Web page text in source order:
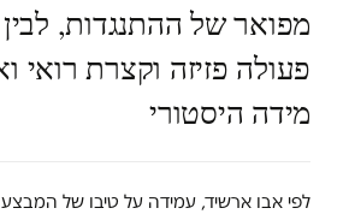
מפואר של ההתנגדות,
פעולה פזיזה וקצרת רואי
מידה היסטורי
לפי אבו ארשיד, עמידה על טיבו של המבצע